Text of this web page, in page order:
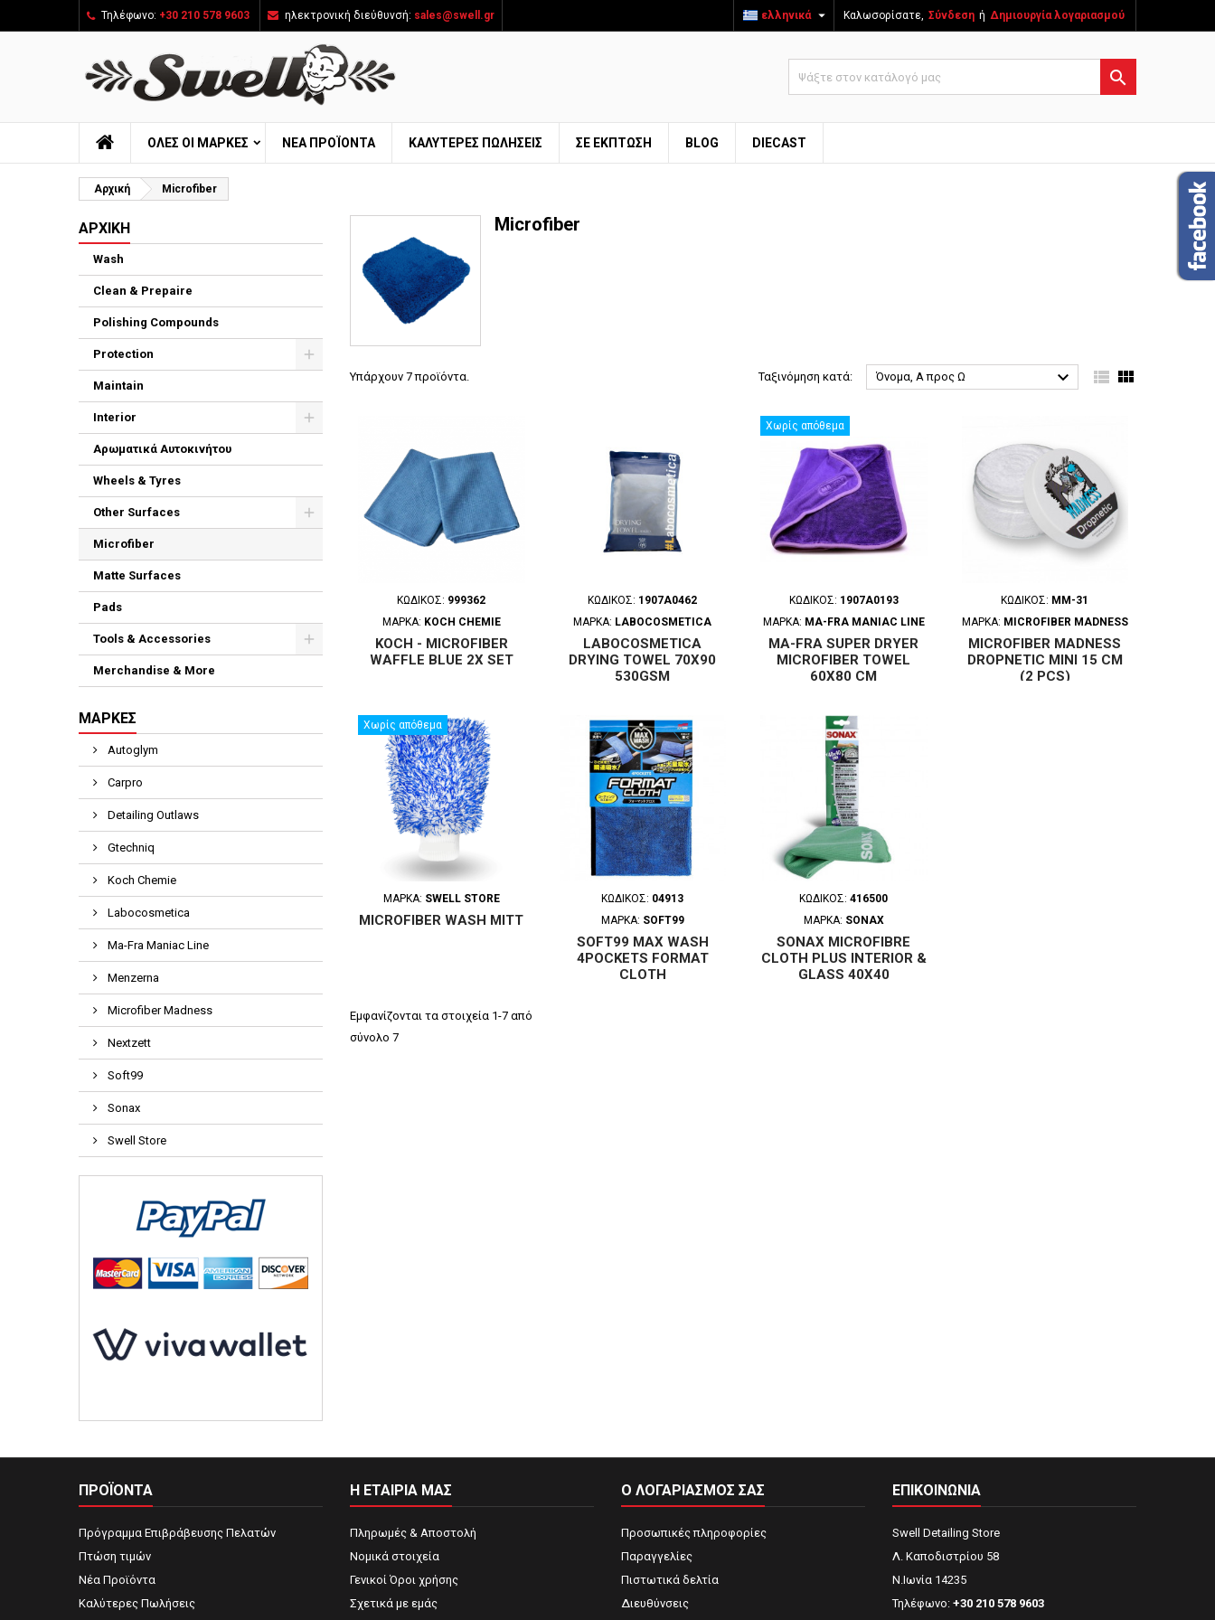
Τηλέφωνο: +30 210 578 9603 ηλεκτρονική διεύθυνσή: sales@swell.gr Καλωσορίσατε, Σύνδεση ή Δημιουργία λογαριασμού
ελληνικά 

ΌΛΕΣ ΟΙ ΜΆΡΚΕΣ ΝΈΑ ΠΡΟΪΌΝΤΑ ΚΑΛΎΤΕΡΕΣ ΠΩΛΉΣΕΙΣ ΣΕ ΕΚΠΤΩΣΗ BLOG DIECAST
Αρχική Microfiber
ΑΡΧΙΚΉ
Wash
Clean & Prepaire
Polishing Compounds
Protection
Maintain
Interior
Αρωματικά Αυτοκινήτου
Wheels & Tyres
Other Surfaces
Microfiber
Matte Surfaces
Pads
Tools & Accessories
Merchandise & More
ΜΆΡΚΕΣ
Autoglym
Carpro
Detailing Outlaws
Gtechniq
Koch Chemie
Labocosmetica
Ma-Fra Maniac Line
Menzerna
Microfiber Madness
Nextzett
Soft99
Sonax
Swell Store
Microfiber
Υπάρχουν 7 προϊόντα. Ταξινόμηση κατά: Όνομα, Α προς Ω   
ΚΩΔΙΚΌΣ: 999362
ΜΆΡΚΑ: KOCH CHEMIE
KOCH - MICROFIBER
WAFFLE BLUE 2X SET
ΚΩΔΙΚΌΣ: 1907A0462
ΜΆΡΚΑ: LABOCOSMETICA
LABOCOSMETICA
DRYING TOWEL 70X90
530GSM
Χωρίς απόθεμα
ΚΩΔΙΚΌΣ: 1907A0193
ΜΆΡΚΑ: MA-FRA MANIAC LINE
MA-FRA SUPER DRYER
MICROFIBER TOWEL
60X80 CM
ΚΩΔΙΚΌΣ: MM-31
ΜΆΡΚΑ: MICROFIBER MADNESS
MICROFIBER MADNESS
DROPNETIC MINI 15 CM
(2 PCS)
Χωρίς απόθεμα
ΜΆΡΚΑ: SWELL STORE
MICROFIBER WASH MITT
ΚΩΔΙΚΌΣ: 04913
ΜΆΡΚΑ: SOFT99
SOFT99 MAX WASH
4POCKETS FORMAT
CLOTH
ΚΩΔΙΚΌΣ:416500
ΜΆΡΚΑ: SONAX
SONAX MICROFIBRE
CLOTH PLUS INTERIOR &
GLASS 40X40
Εμφανίζονται τα στοιχεία 1-7 από
σύνολο 7
ΠΡΟΪΟΝΤΑ
Πρόγραμμα Επιβράβευσης Πελατών
Πτώση τιμών
Νέα Προϊόντα
Καλύτερες Πωλήσεις
Η ΕΤΑΙΡΙΑ ΜΑΣ
Πληρωμές & Αποστολή
Νομικά στοιχεία
Γενικοί Όροι χρήσης
Σχετικά με εμάς
Ο ΛΟΓΑΡΙΑΣΜΌΣ ΣΑΣ
Προσωπικές πληροφορίες
Παραγγελίες
Πιστωτικά δελτία
Διευθύνσεις
ΕΠΙΚΟΙΝΩΝΊΑ
Swell Detailing Store
Λ. Καποδιστρίου 58
Ν.Ιωνία 14235
Τηλέφωνο: +30 210 578 9603